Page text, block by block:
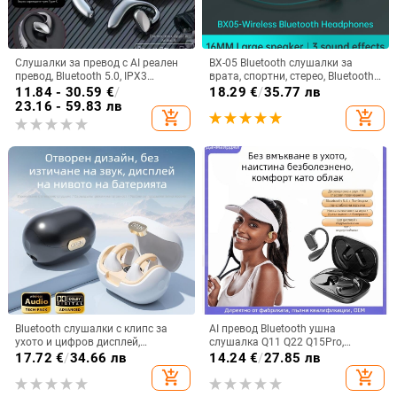
Слушалки за превод с AI реален
превод, Bluetooth 5.0, IPX3
водоустойчиви, обхват 15 м, 4–8
ч живот на батерията
11.84 - 30.59 €/
23.16 - 59.83 лв
add_shopping_cart
BX-05 Bluetooth слушалки за
врата, спортни, стерео, Bluetooth
5.0, обхват 10 м, живот на
18.29 €/35.77 лв
add_shopping_cart
Bluetooth слушалки с клипс за
ухото и цифров дисплей,
Bluetooth 5.3, IPX6
водоустойчиви, спортен стил,
безжични стерео клипс слушалки,
17.72 €/34.66 лв
add_shopping_cart
AI превод Bluetooth ушна
слушалка Q11 Q22 Q15Pro,
Bluetooth 5.3, обхват 10 м, време
на работа 4–8 ч, цифров дисплей
14.24€/27.85 лв
add_shopping_cart